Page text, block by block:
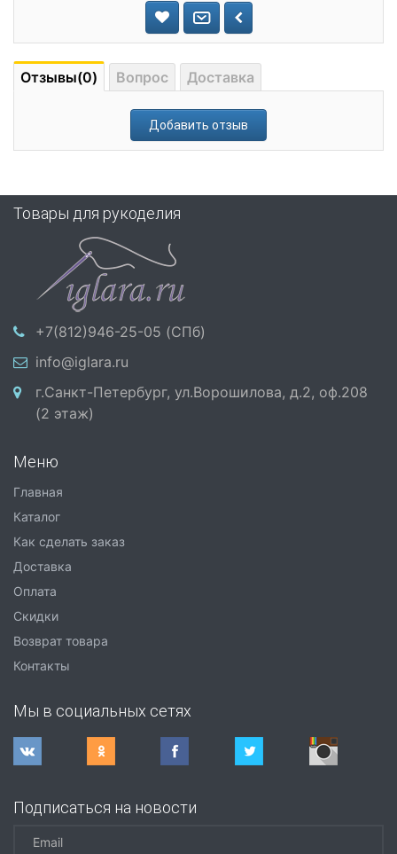
Отзывы(0) Вопрос Доставка
Добавить отзыв
Товары для рукоделия
+7(812)946-25-05 (СПб)
info@iglara.ru
г.Санкт-Петербург, ул.Ворошилова, д.2, оф.208
(2 этаж)
Меню
Главная
Каталог
Как сделать заказ
Доставка
Оплата
Скидки
Возврат товара
Контакты
Мы в социальных сетях
Подписаться на новости